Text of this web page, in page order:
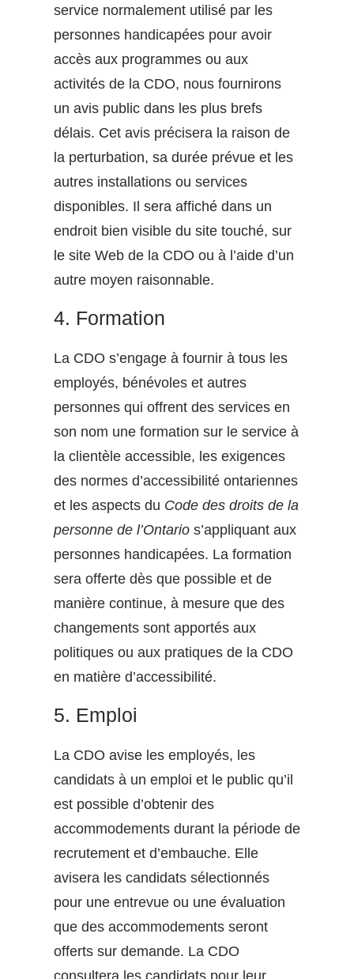
service normalement utilisé par les
personnes handicapées pour avoir
accès aux programmes ou aux
activités de la CDO, nous fournirons
un avis public dans les plus brefs
délais. Cet avis précisera la raison de
la perturbation, sa durée prévue et les
autres installations ou services
disponibles. Il sera affiché dans un
endroit bien visible du site touché, sur
le site Web de la CDO ou à l’aide d’un
autre moyen raisonnable.
4. Formation
La CDO s’engage à fournir à tous les
employés, bénévoles et autres
personnes qui offrent des services en
son nom une formation sur le service à
la clientèle accessible, les exigences
des normes d’accessibilité ontariennes
et les aspects du Code des droits de la
personne de l’Ontario s’appliquant aux
personnes handicapées. La formation
sera offerte dès que possible et de
manière continue, à mesure que des
changements sont apportés aux
politiques ou aux pratiques de la CDO
en matière d’accessibilité.
5. Emploi
La CDO avise les employés, les
candidats à un emploi et le public qu’il
est possible d’obtenir des
accommodements durant la période de
recrutement et d’embauche. Elle
avisera les candidats sélectionnés
pour une entrevue ou une évaluation
que des accommodements seront
offerts sur demande. La CDO
consultera les candidats pour leur